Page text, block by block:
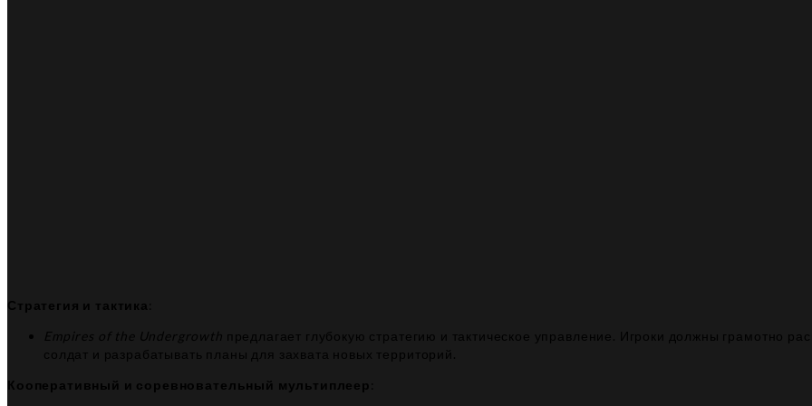
Стратегия и тактика
Empires of the Undergrowth предлагает глубокую стратегию и тактическое управление. Игроки должны грамотно
солдат и разрабатывать планы для захвата новых территорий.
Кооперативный и соревновательный мультиплеер